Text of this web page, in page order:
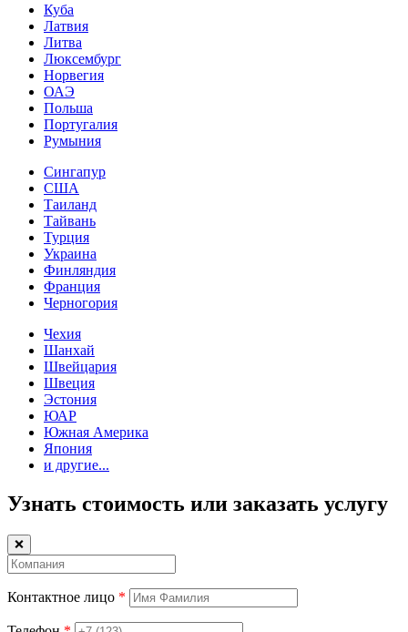
Куба
Латвия
Литва
Люксембург
Норвегия
ОАЭ
Польша
Португалия
Румыния
Сингапур
США
Таиланд
Тайвань
Турция
Украина
Финляндия
Франция
Черногория
Чехия
Шанхай
Швейцария
Швеция
Эстония
ЮАР
Южная Америка
Япония
и другие...
Узнать стоимость или заказать услугу
❌
Контактное лицо *